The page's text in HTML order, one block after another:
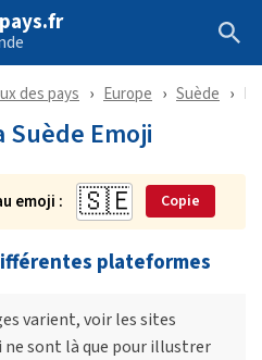
des pays Europe Suède
Emoji
emoji : Copie
plateformes
varient, voir les sites
ne sont là que pour illustrer